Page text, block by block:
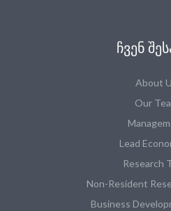
ᲩᲕᲔᲜ
About
Our
Lead
Research
Non-Resident
Business